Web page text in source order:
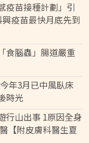
疫苗接種計劃」引
疫苗最快月底先到
食腦蟲」腸道嚴重
年3月已中風臥床
時光
行山出事 1原因全身
【附皮膚科醫生夏